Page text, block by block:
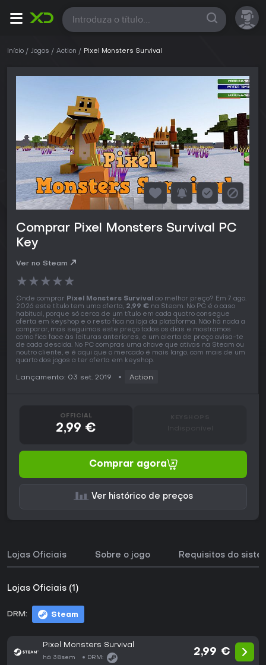
Todas
Início Jogos Action Pixel Monsters Survival
Comprar Pixel Monsters Survival PC
Key
Ver no Steam
★★★★★
Onde comprar Pixel Monsters Survival ao melhor preço? Em 7 ago.
2026 este título tem uma oferta, 2,99 € na Steam. No PC é o caso
habitual, porque só cerca de um título em cada quatro consegue
oferta em keyshop e o resto fica na loja da plataforma. Não há nada a
comparar, mas seguimos este preço todos os dias e mostramos
como fica face às leituras anteriores, e um alerta de preço avisa-te
de cada descida. No PC compras uma chave que ativas na Steam ou
noutro cliente, e é aqui que o mercado é mais largo, com mais de um
quarto dos jogos a ter oferta em keyshop.
Lançamento: 03 set. 2019 Action
OFFICIAL
2,99 € Indisponível
Comprar agora
Ver histórico de preços
Lojas Oficiais Sobre o jogo Requisitos do
Lojas Oficiais (1)
DRM: Steam
Pixel Monsters Survival
há 38sem DRM:
2,99 €